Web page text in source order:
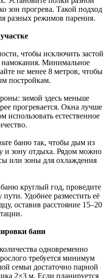
зон прогрева. Такой подход
разных режимов парения.
чтобы исключить застой
Минимальное
не менее 8 метров, чтобы
постройкам.
зимой здесь меньше
прогревается. Окна лучше
использовать естественное
баню так, чтобы дым из
и зону отдыха. Рядом можно
или зоны для охлаждения
круглый год, проведите
Удобнее разместить её
оставив расстояние 15–20
бани
одновременно
требуется минимум
семьи достаточно парной
2×3 м. Если планируется